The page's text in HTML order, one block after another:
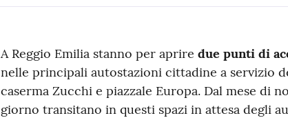
Contenuto
A Reggio Emilia stanno per aprire due punti di
nelle principali autostazioni cittadine a servizio
caserma Zucchi e piazzale Europa. Dal mese di
giorno transitano in questi spazi in attesa degli